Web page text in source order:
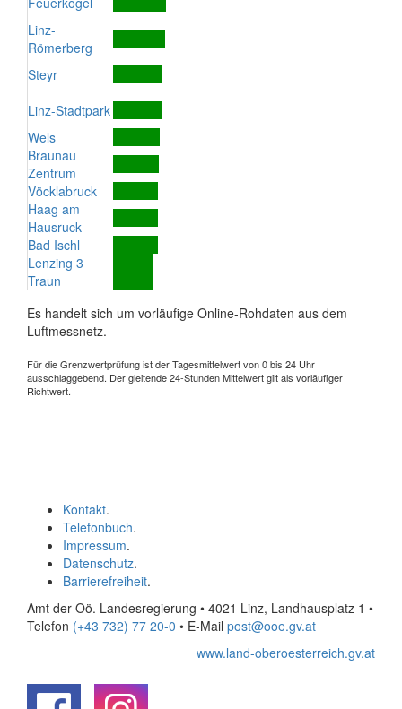
Linz-
Römerberg
Steyr
Linz-Stadtpark
Wels
Braunau
Zentrum
Vöcklabruck
Haag am
Hausruck
Bad Ischl
Lenzing 3
Traun
Es handelt sich um vorläufige Online-Rohdaten aus dem
Luftmessnetz.
Für die Grenzwertprüfung ist der Tagesmittelwert von 0 bis 24 Uhr
ausschlaggebend. Der gleitende 24-Stunden Mittelwert gilt als vorläufiger
Richtwert.
Kontakt.
Telefonbuch.
Impressum.
Datenschutz.
Barrierefreiheit.
Amt der Oö. Landesregierung • 4021 Linz, Landhausplatz 1 •
Telefon (+43 732) 77 20-0 • E-Mail post@ooe.gv.at
www.land-oberoesterreich.gv.at